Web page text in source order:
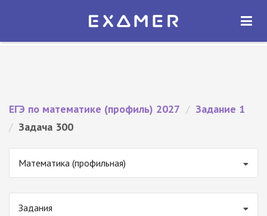
Экзамер — ЕГЭ 2027
ОТКРЫТЬ
ЕГЭ по математике (профиль) 2027 / Задание 1
/ Задача 300
Математика (профильная)
Задания